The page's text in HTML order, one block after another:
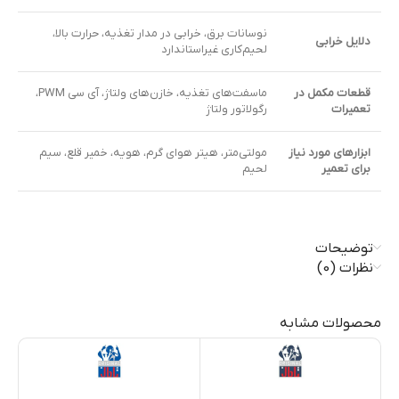
دلایل خرابی
نوسانات برق، خرابی در مدار تغذیه، حرارت بالا،
لحیم‌کاری غیراستاندارد
قطعات مکمل در
تعمیرات
ماسفت‌های تغذیه، خازن‌های ولتاژ، آی سی PWM،
رگولاتور ولتاژ
ابزارهای مورد نیاز
برای تعمیر
مولتی‌متر، هیتر هوای گرم، هویه، خمیر قلع، سیم
لحیم
توضیحات
نظرات (0)
محصولات مشابه